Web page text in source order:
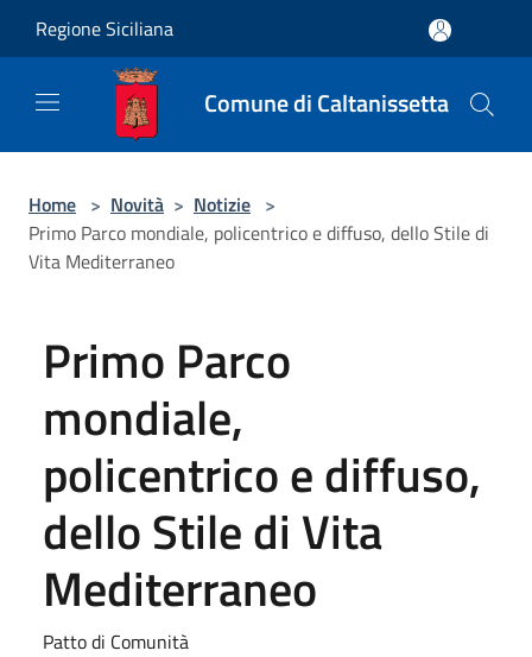
Regione Siciliana
Comune di Caltanissetta
Home > Novità > Notizie >
Primo Parco mondiale, policentrico e diffuso, dello Stile di
Vita Mediterraneo
Primo Parco
mondiale,
policentrico e diffuso,
dello Stile di Vita
Mediterraneo
Patto di Comunità